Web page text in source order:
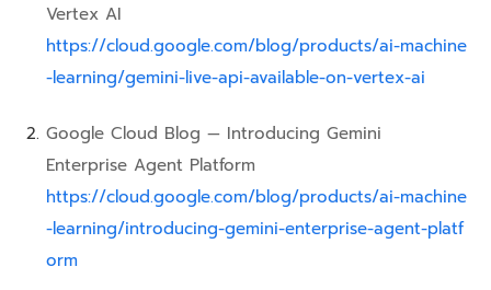
Vertex AI
https://cloud.google.com/blog/products/ai-machine
-learning/gemini-live-api-available-on-vertex-ai
Google Cloud Blog — Introducing Gemini
Enterprise Agent Platform
https://cloud.google.com/blog/products/ai-machine
-learning/introducing-gemini-enterprise-agent-platf
orm